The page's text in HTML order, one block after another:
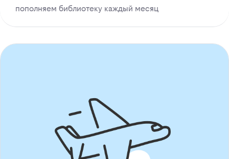
пополняем библиотеку каждый месяц